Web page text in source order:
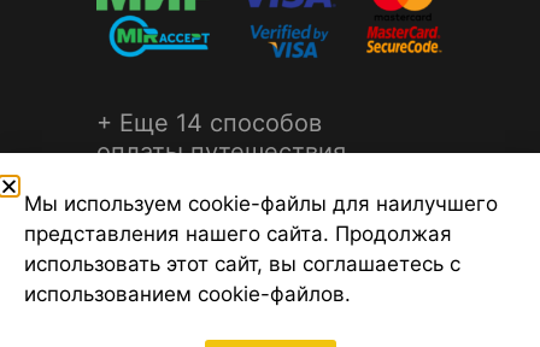
+ Еще 14 способов
оплаты путешествия
©2026 Турагентство Турсфера - Поиск туров от надежных
Мы используем cookie-файлы для наилучшего
представления нашего сайта. Продолжая
использовать этот сайт, вы соглашаетесь с
использованием cookie-файлов.